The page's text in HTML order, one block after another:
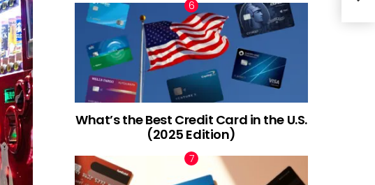
What’s the Best Credit Card in the U.S.
(2025 Edition)